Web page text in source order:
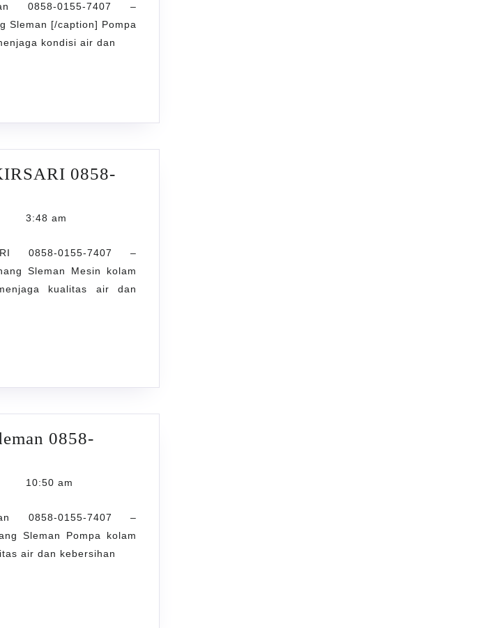
0858-0155-7407 –
Sleman [/caption] Pompa
kondisi air dan
0858-
3:48 am
0858-0155-7407 –
Sleman Mesin kolam
kualitas air dan
0858-
10:50 am
0858-0155-7407 –
Sleman Pompa kolam
air dan kebersihan